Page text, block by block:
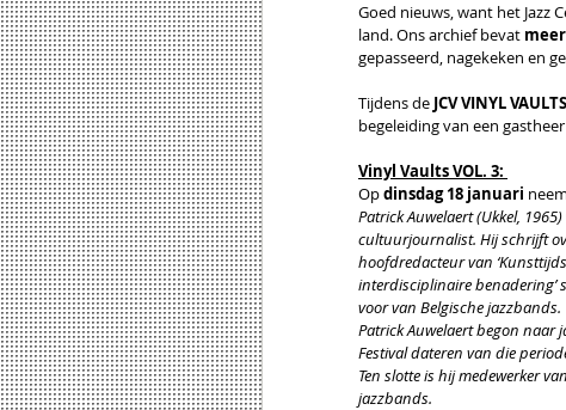
Goed nieuws, want het Jazz
land. Ons archief bevat
gepasseerd, nagekeken en
Tijdens de JCV VINYL VAULTS
begeleiding van een
Vinyl Vaults VOL. 3:
Op dinsdag 18 januari
Patrick Auwelaert (Ukkel,
cultuurjournalist. Hij schrijft
hoofdredacteur van
interdisciplinaire benadering’
voor van Belgische jazzbands.
Patrick Auwelaert begon naar
Festival dateren van die
Ten slotte is hij medewerker
jazzbands.